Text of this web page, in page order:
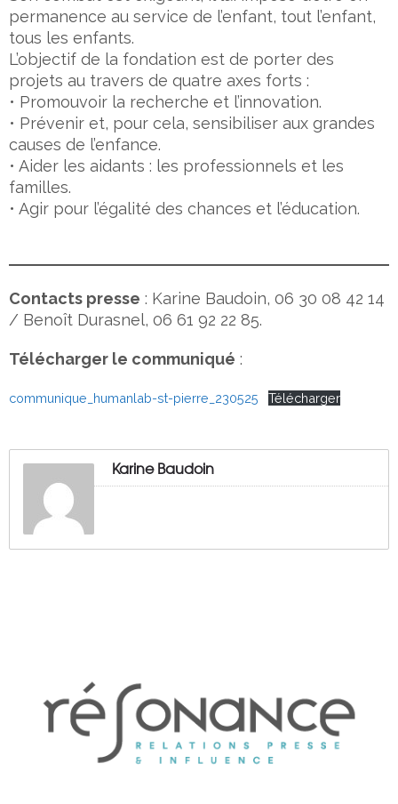
permanence au service de l’enfant, tout l’enfant,
tous les enfants.
L’objectif de la fondation est de porter des
projets au travers de quatre axes forts :
• Promouvoir la recherche et l’innovation.
• Prévenir et, pour cela, sensibiliser aux grandes
causes de l’enfance.
• Aider les aidants : les professionnels et les
familles.
• Agir pour l’égalité des chances et l’éducation.
Contacts presse : Karine Baudoin, 06 30 08 42 14
/ Benoît Durasnel, 06 61 92 22 85.
Télécharger le communiqué :
communique_humanlab-st-pierre_230525 Télécharger
Karine Baudoin